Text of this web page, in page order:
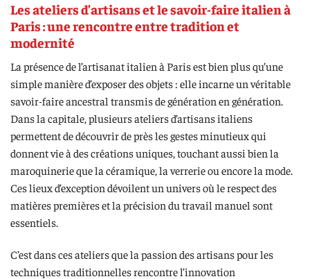
Les ateliers d’artisans et le savoir-faire italien à
Paris : une rencontre entre tradition et
modernité
La présence de l’artisanat italien à Paris est bien plus qu’une
simple manière d’exposer des objets : elle incarne un véritable
savoir-faire ancestral transmis de génération en génération.
Dans la capitale, plusieurs ateliers d’artisans italiens
permettent de découvrir de près les gestes minutieux qui
donnent vie à des créations uniques, touchant aussi bien la
maroquinerie que la céramique, la verrerie ou encore la mode.
Ces lieux d’exception dévoilent un univers où le respect des
matières premières et la précision du travail manuel sont
essentiels.
C’est dans ces ateliers que la passion des artisans pour les
techniques traditionnelles rencontre l’innovation